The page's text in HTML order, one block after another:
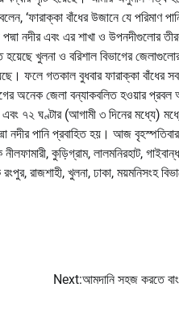
‘ফারাক্কা বাঁধের উজানে যে পরিমাণ
নদীর এবং এর শাখা ও উপনদীগুলোর
হয়েছে খুলনা ও বরিশাল বিভাগের
ফলে গতকাল বুধবার ফারাক্কা বাঁধের
অনেক জেলা বন্যাকবলিত হওয়ার
৭২ ঘণ্টার (আগামী ৩ দিনের মধ্যে)
নদীর পানি প্রবাহিত হয়। আজ
কুড়িগ্রাম, লালমনিরহাট,
রাজশাহী, খুলনা, ঢাকা, ময়মনিসংহ
Next:আমদানি সহজ করতে